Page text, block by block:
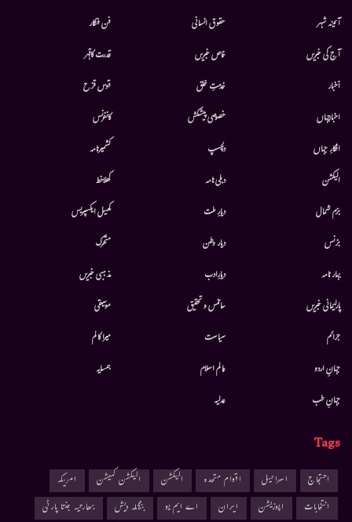
آئینہ شہر
آج کی خبریں
أخبار
اخبارجہاں
افکارِ جہاں
الیکشن
بزم شمال
بزنس
بہار نامہ
پارلیمانی خبریں
جرائم
جہانِ اردو
جہانِ طب
حقوق انسانی
خاص خبریں
خدمتِ خلق
خصوصی پیشکش
دلچسپ
دہلی نامہ
دیارِ ملت
دیار وطن
دیارِادب
سائنس و تحقیق
سیاست
عالم اسلام
عدلیہ
فن فنکار
قدرت کاقہر
قوس قزح
کانفرنس
کشمیرنامہ
کھلاخط
کھیل ایکسپریس
متحرك
مذہبی خبریں
موسيقى
میرا کالم
ہمسایہ
Tags
احتجاج اسرائیل اقوام متحدہ الیکشن الیکشن کمیشن
امریکہ
انتخابات
اپوزیشن ایران اے ایم یو بنگلہ دیش بھارتیہ جنتا پارٹی